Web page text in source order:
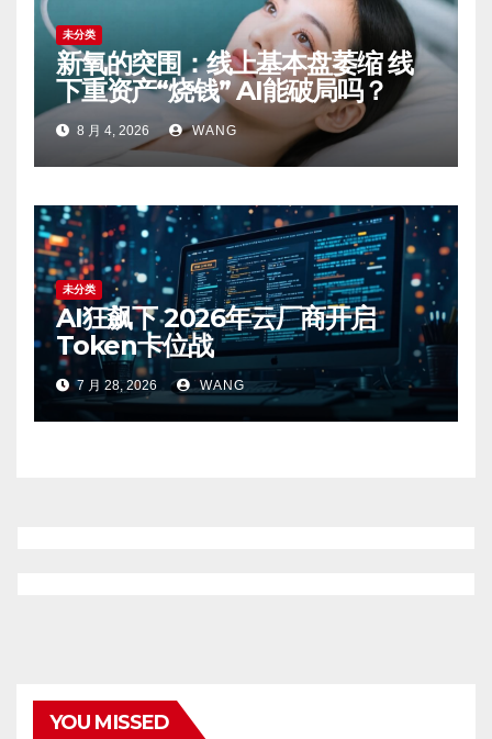
未分类
新氧的突围：线上基本盘萎缩 线
下重资产“烧钱” AI能破局吗？
8 月 4, 2026 WANG
未分类
AI狂飙下 2026年云厂商开启
Token卡位战
7 月 28, 2026 WANG
YOU MISSED